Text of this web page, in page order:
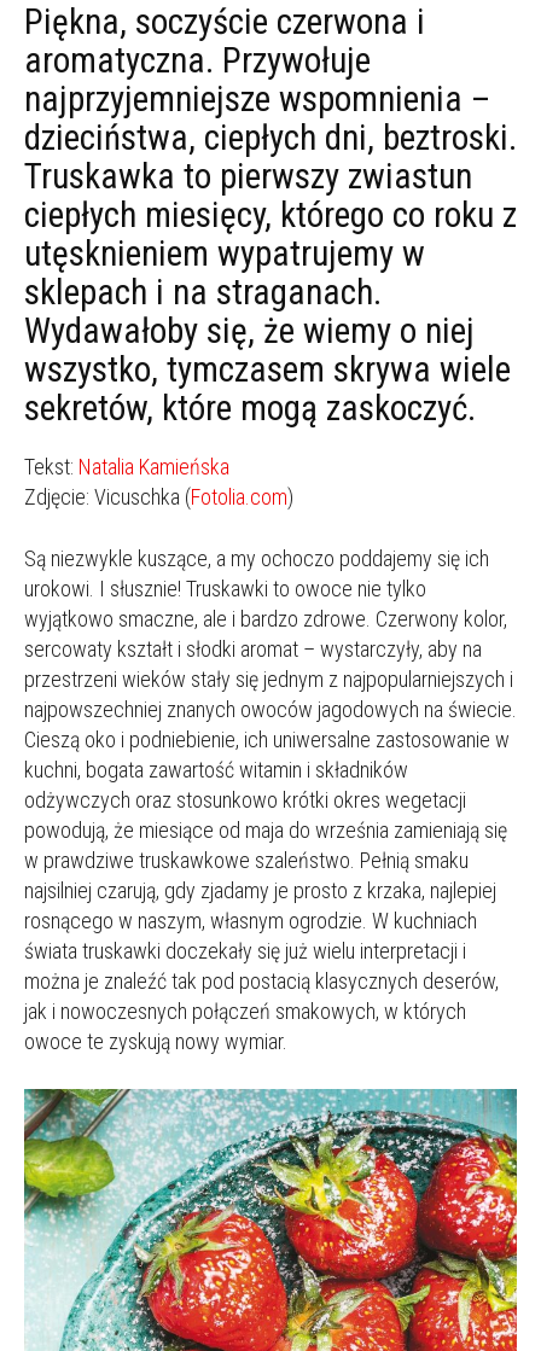
Piękna, soczyście czerwona i
aromatyczna. Przywołuje
najprzyjemniejsze wspomnienia –
dzieciństwa, ciepłych dni, beztroski.
Truskawka to pierwszy zwiastun
ciepłych miesięcy, którego co roku z
utęsknieniem wypatrujemy w
sklepach i na straganach.
Wydawałoby się, że wiemy o niej
wszystko, tymczasem skrywa wiele
sekretów, które mogą zaskoczyć.
Tekst: Natalia Kamieńska
Zdjęcie: Vicuschka (Fotolia.com)
Są niezwykle kuszące, a my ochoczo poddajemy się ich
urokowi. I słusznie! Truskawki to owoce nie tylko
wyjątkowo smaczne, ale i bardzo zdrowe. Czerwony kolor,
sercowaty kształt i słodki aromat – wystarczyły, aby na
przestrzeni wieków stały się jednym z najpopularniejszych i
najpowszechniej znanych owoców jagodowych na świecie.
Cieszą oko i podniebienie, ich uniwersalne zastosowanie w
kuchni, bogata zawartość witamin i składników
odżywczych oraz stosunkowo krótki okres wegetacji
powodują, że miesiące od maja do września zamieniają się
w prawdziwe truskawkowe szaleństwo. Pełnią smaku
najsilniej czarują, gdy zjadamy je prosto z krzaka, najlepiej
rosnącego w naszym, własnym ogrodzie. W kuchniach
świata truskawki doczekały się już wielu interpretacji i
można je znaleźć tak pod postacią klasycznych deserów,
jak i nowoczesnych połączeń smakowych, w których
owoce te zyskują nowy wymiar.